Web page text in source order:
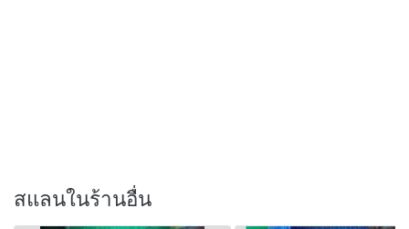
สแลนในร้านอื่น